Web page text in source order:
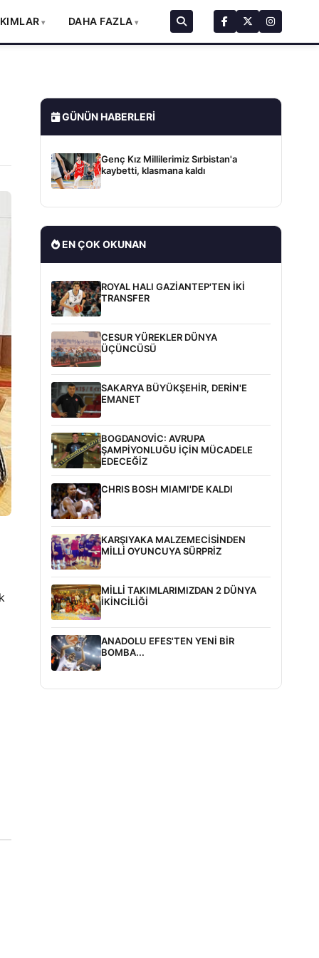
DAHA FAZLA
GÜNÜN HABERLERI
Genç Kız Millilerimiz Sırbistan'a
kaybetti, klasmana kaldı
EN ÇOK OKUNAN
ROYAL HALI GAZİANTEP'TEN İKİ
TRANSFER
CESUR YÜREKLER DÜNYA
ÜÇÜNCÜSÜ
SAKARYA BÜYÜKŞEHİR, DERİN'E
EMANET
BOGDANOVİC: AVRUPA
ŞAMPİYONLUĞU İÇİN MÜCADELE
EDECEĞİZ
CHRIS BOSH MIAMI'DE KALDI
KARŞIYAKA MALZEMECİSİNDEN
MİLLİ OYUNCUYA SÜRPRİZ
MİLLİ TAKIMLARIMIZDAN 2 DÜNYA
İKİNCİLİĞİ
ANADOLU EFES'TEN YENİ BİR
BOMBA...